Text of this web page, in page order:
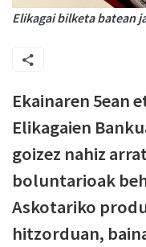
Elikagai bilketa batean
Ekainaren 5ean
Elikagaien
goizez nahiz
boluntarioak
Askotariko
hitzorduan,